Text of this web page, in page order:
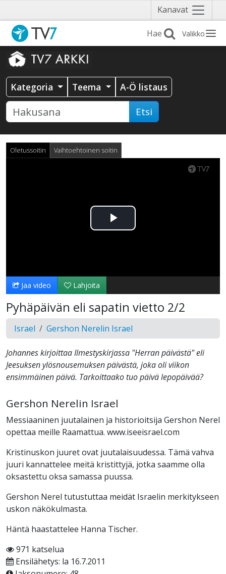
Kanavat Näytä
valikko
Valikko
Kategoria Teema A-Ö listaus
Etsi
Oletussoitin Vaihtoehtoinen soitin
Toista
Jaa video Lahjoita
Pyhäpäivän eli sapatin vietto 2/2
Israel Gershon Nerelin Israel
Johannes kirjoittaa Ilmestyskirjassa "Herran päivästä" eli
Jeesuksen ylösnousemuksen päivästä, joka oli viikon
ensimmäinen päivä. Tarkoittaako tuo päivä lepopäivää?
Gershon Nerelin Israel
Messiaaninen juutalainen ja historioitsija Gershon Nerel
opettaa meille Raamattua. www.iseeisrael.com
Kristinuskon juuret ovat juutalaisuudessa. Tämä vahva
juuri kannattelee meitä kristittyjä, jotka saamme olla
oksastettu oksa samassa puussa.
Gershon Nerel tutustuttaa meidät Israelin merkitykseen
uskon näkökulmasta.
Häntä haastattelee Hanna Tischer.
971 katselua
Ensilähetys: la 16.7.2011